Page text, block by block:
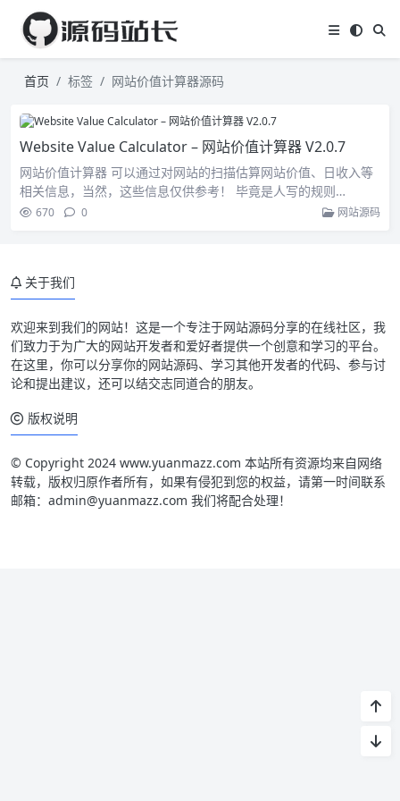
首页 标签 网站价值计算器源码
Website Value Calculator – 网站价值计算器 V2.0.7
网站价值计算器 可以通过对网站的扫描估算网站价值、日收入等
相关信息，当然，这些信息仅供参考！ 毕竟是人写的规则…
670 0 网站源码
关于我们
欢迎来到我们的网站！这是一个专注于网站源码分享的在线社区，我
们致力于为广大的网站开发者和爱好者提供一个创意和学习的平台。
在这里，你可以分享你的网站源码、学习其他开发者的代码、参与讨
论和提出建议，还可以结交志同道合的朋友。
版权说明
© Copyright 2024 www.yuanmazz.com 本站所有资源均来自网络
转载，版权归原作者所有，如果有侵犯到您的权益，请第一时间联系
邮箱：admin@yuanmazz.com 我们将配合处理！